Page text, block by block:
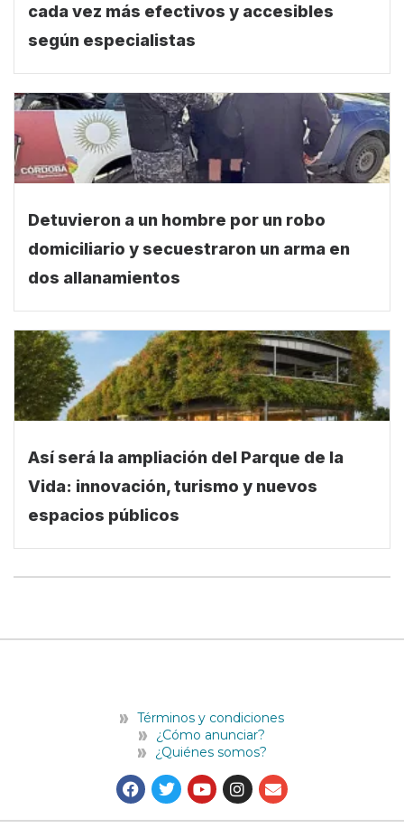
cada vez más efectivos y accesibles
según especialistas
Detuvieron a un hombre por un robo
domiciliario y secuestraron un arma en
dos allanamientos
Así será la ampliación del Parque de la
Vida: innovación, turismo y nuevos
espacios públicos
Términos y condiciones
¿Cómo anunciar?
¿Quiénes somos?
a
c
e
w
i
t
o
u
t
n
s
t
n
v
e